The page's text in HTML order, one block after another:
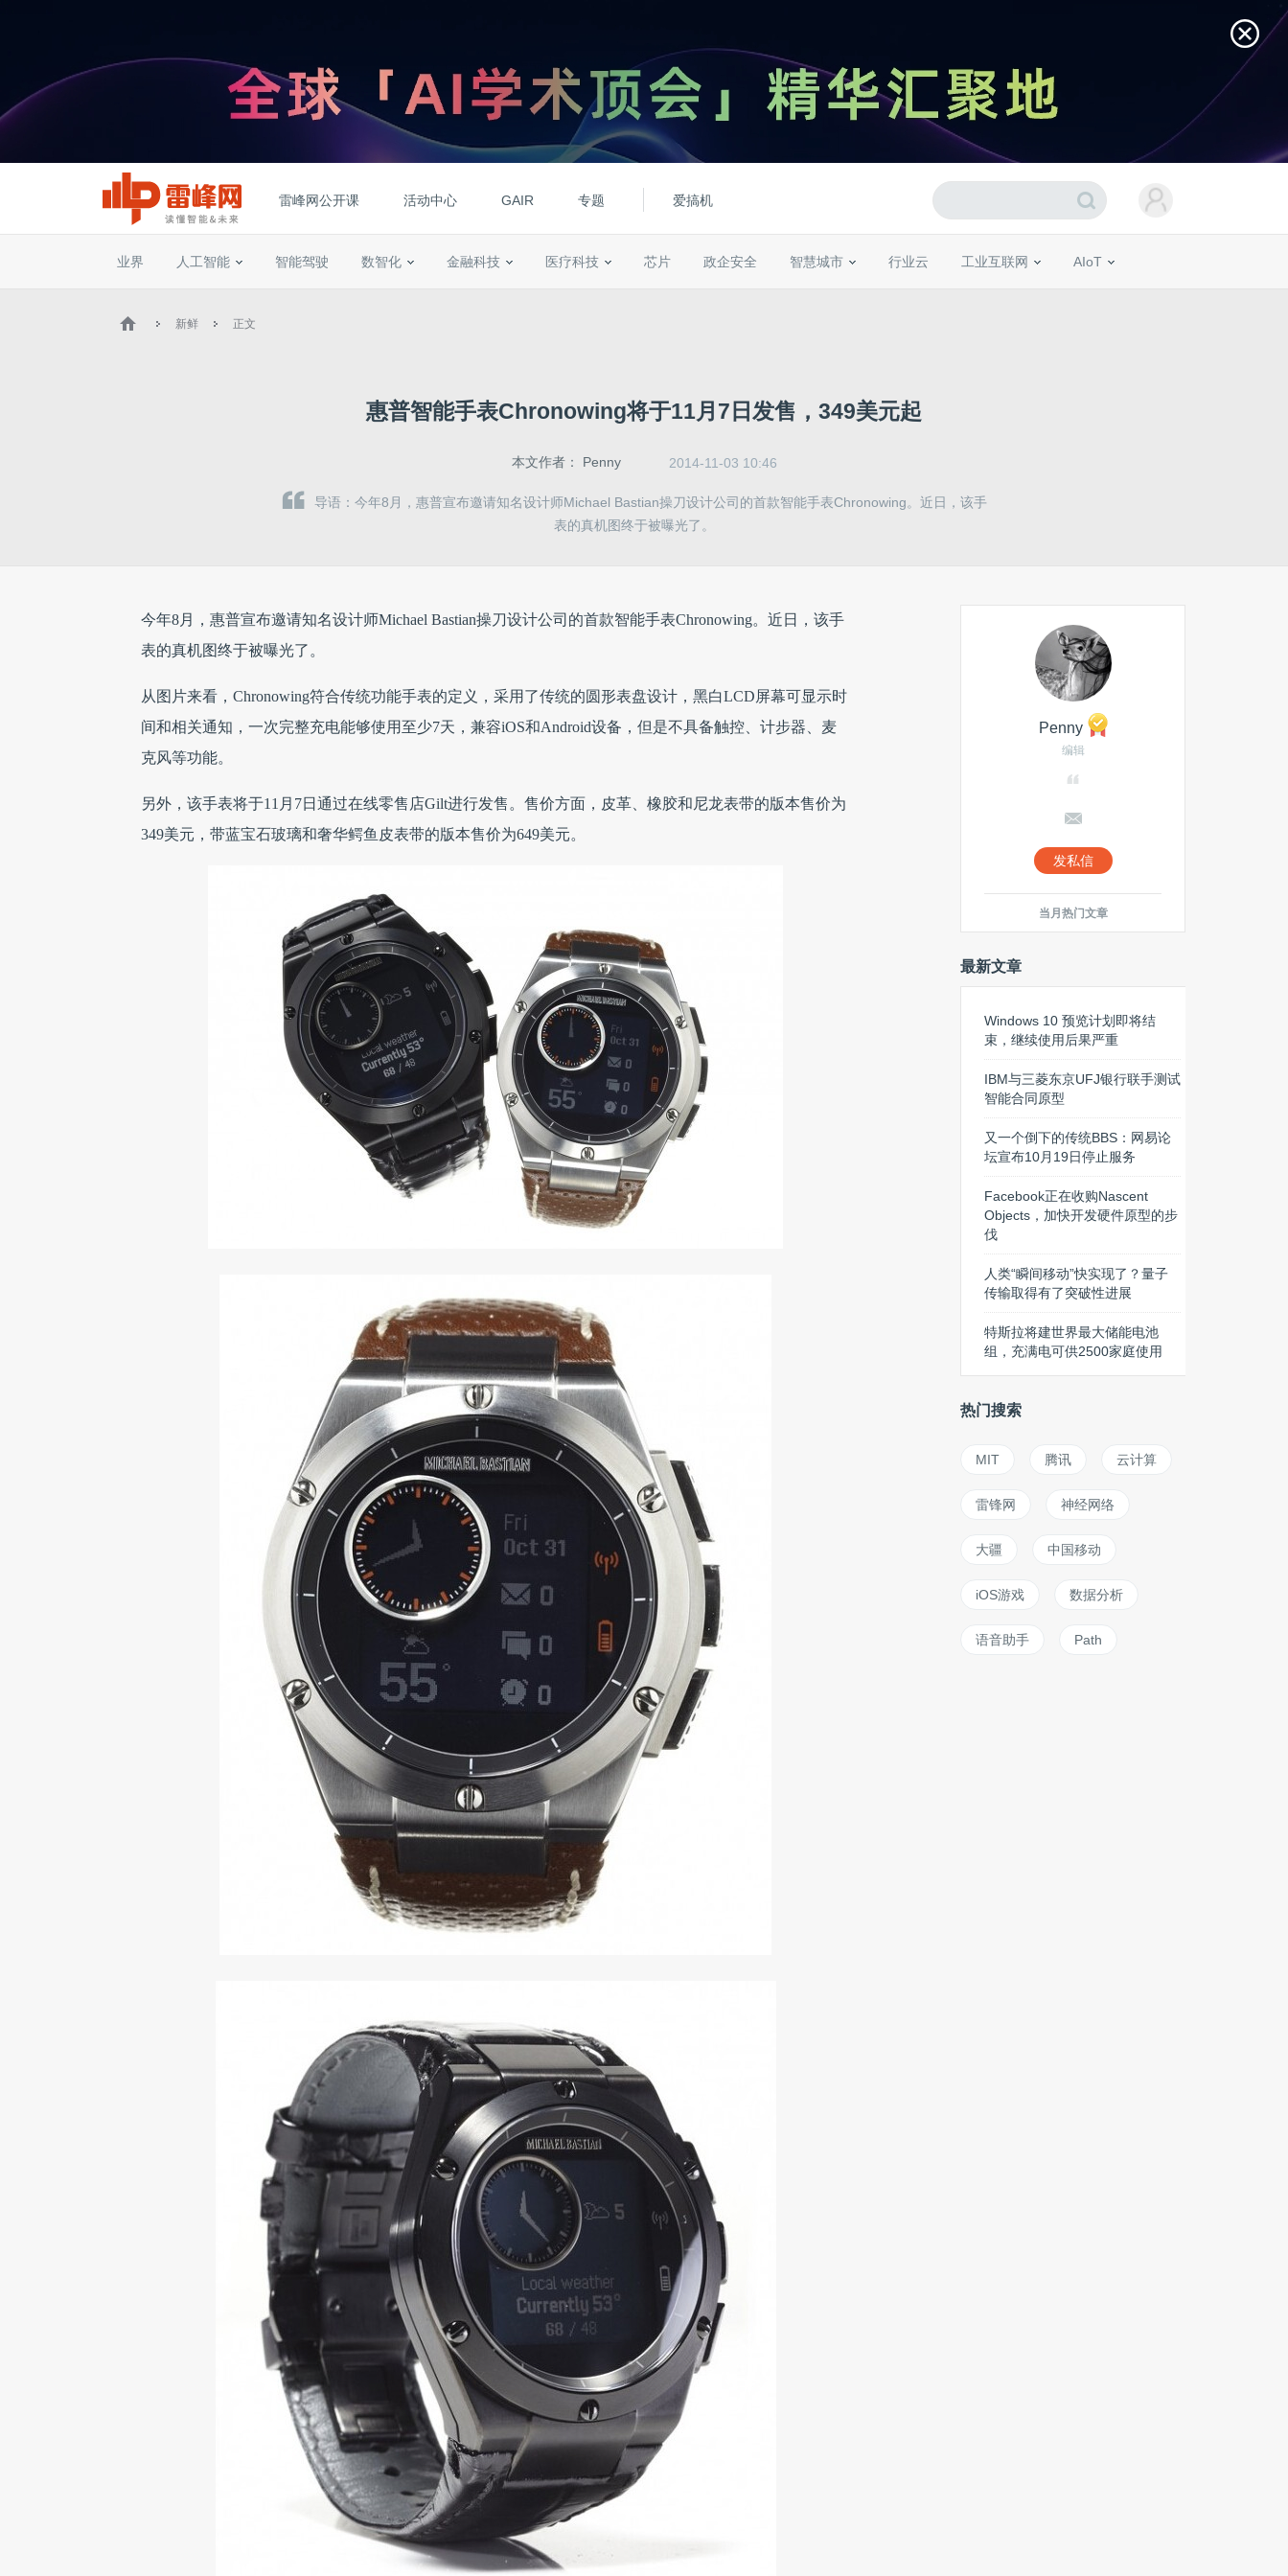
雷峰网公开课 活动中心 GAIR 专题 爱搞机
业界 人工智能 智能驾驶 数智化 金融科技 医疗科技 芯片 政企安全 智慧城市 行业云 工业互联网 AIoT
新鲜 正文
惠普智能手表Chronowing将于11月7日发售，349美元起
本文作者： Penny 2014-11-03 10:46
导语：今年8月，惠普宣布邀请知名设计师Michael Bastian操刀设计公司的首款智能手表Chronowing。近日，该手
表的真机图终于被曝光了。
今年8月，惠普宣布邀请知名设计师Michael Bastian操刀设计公司的首款智能手表Chronowing。近日，该手
表的真机图终于被曝光了。
从图片来看，Chronowing符合传统功能手表的定义，采用了传统的圆形表盘设计，黑白LCD屏幕可显示时
间和相关通知，一次完整充电能够使用至少7天，兼容iOS和Android设备，但是不具备触控、计步器、麦
克风等功能。
另外，该手表将于11月7日通过在线零售店Gilt进行发售。售价方面，皮革、橡胶和尼龙表带的版本售价为
349美元，带蓝宝石玻璃和奢华鳄鱼皮表带的版本售价为649美元。
Penny
编辑
发私信
当月热门文章
最新文章
Windows 10 预览计划即将结
束，继续使用后果严重
IBM与三菱东京UFJ银行联手测试
智能合同原型
又一个倒下的传统BBS：网易论
坛宣布10月19日停止服务
Facebook正在收购Nascent
Objects，加快开发硬件原型的步
伐
人类“瞬间移动”快实现了？量子
传输取得有了突破性进展
特斯拉将建世界最大储能电池
组，充满电可供2500家庭使用
热门搜索
MIT 腾讯 云计算
雷锋网 神经网络
大疆 中国移动
iOS游戏 数据分析
语音助手 Path